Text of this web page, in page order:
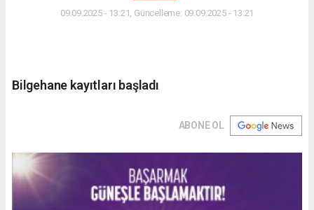
09.09.2025 - 13:21, Güncelleme: 09.09.2025 - 13:21
Bilgehane kayıtları başladı
ABONE OL